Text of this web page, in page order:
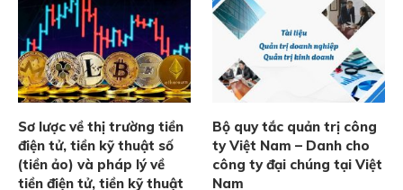
Sơ lược về thị trường tiền
điện tử, tiền kỹ thuật số
(tiền ảo) và pháp lý về
tiền điện tử, tiền kỹ thuật
Bộ quy tắc quản trị công
ty Việt Nam – Danh cho
công ty đại chúng tại Việt
Nam